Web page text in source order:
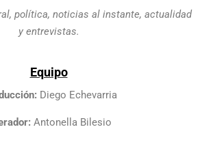
política, noticias al instante, actualidad
y entrevistas.
Equipo
Diego Echevarria
Antonella Bilesio